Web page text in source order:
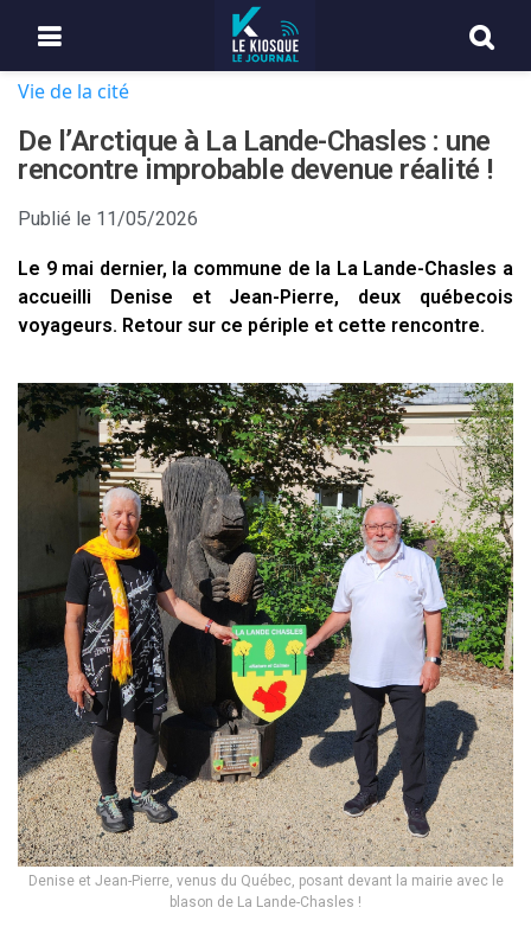
Vie de la cité
De l’Arctique à La Lande-Chasles : une
rencontre improbable devenue réalité !
Publié le 11/05/2026
Le 9 mai dernier, la commune de la La Lande-Chasles a
accueilli Denise et Jean-Pierre, deux québecois
voyageurs. Retour sur ce périple et cette rencontre.
Denise et Jean-Pierre, venus du Québec, posant devant la mairie avec le
blason de La Lande-Chasles !